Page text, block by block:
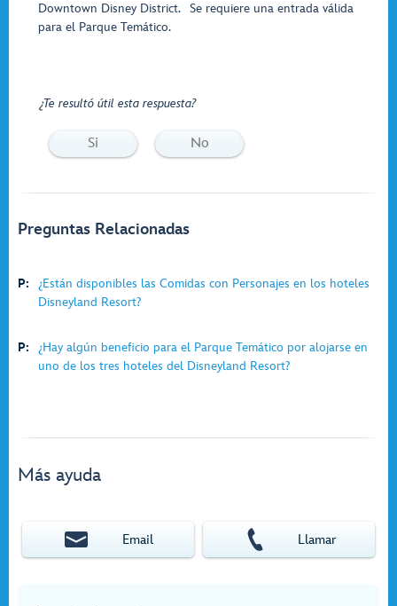
Downtown Disney District. Se requiere una entrada válida
para el Parque Temático.
¿Te resultó útil esta respuesta?
Si No
Preguntas Relacionadas
P:
¿Están disponibles las Comidas con Personajes en los hoteles
Disneyland Resort?
P:
¿Hay algún beneficio para el Parque Temático por alojarse en
uno de los tres hoteles del Disneyland Resort?
Más ayuda
Email Llamar